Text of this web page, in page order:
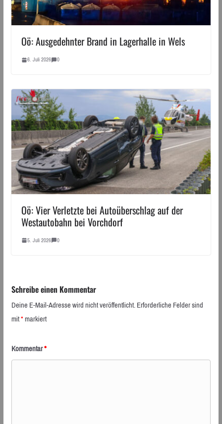
Oö: Ausgedehnter Brand in Lagerhalle in Wels
6. Juli 2026 0
Oö: Vier Verletzte bei Autoüberschlag auf der
Westautobahn bei Vorchdorf
5. Juli 2026 0
Schreibe einen Kommentar
Deine E-Mail-Adresse wird nicht veröffentlicht.Erforderliche Felder sind
mit*markiert
Kommentar*